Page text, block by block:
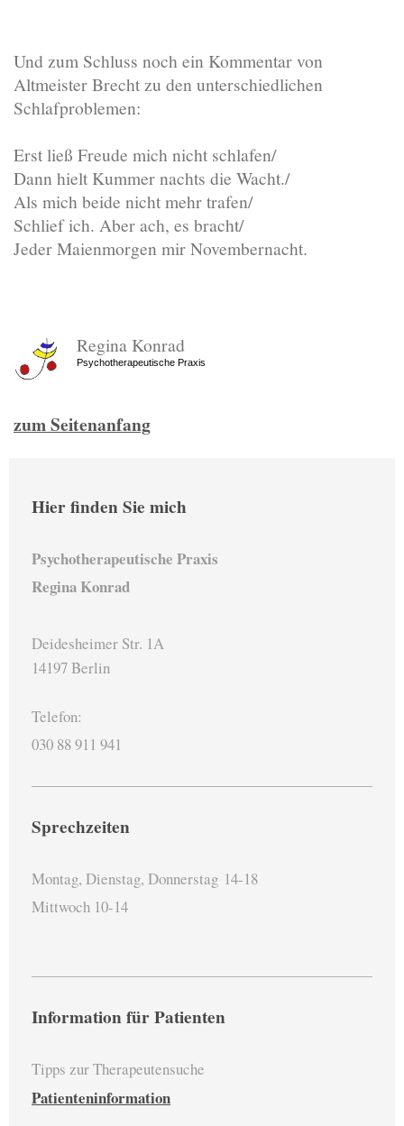
Und zum Schluss noch ein Kommentar von
Altmeister Brecht zu den unterschiedlichen
Schlafproblemen:
Erst ließ Freude mich nicht schlafen/
Dann hielt Kummer nachts die Wacht./
Als mich beide nicht mehr trafen/
Schlief ich. Aber ach, es bracht/
Jeder Maienmorgen mir Novembernacht.
Regina Konrad
Psychotherapeutische Praxis
zum Seitenanfang
Hier finden Sie mich
Psychotherapeutische Praxis
Regina Konrad
Deidesheimer Str. 1A
14197 Berlin
Telefon:
030 88 911 941
Sprechzeiten
Montag, Dienstag, Donnerstag 14-18
Mittwoch 10-14
Information für Patienten
Tipps zur Therapeutensuche
Patienteninformation